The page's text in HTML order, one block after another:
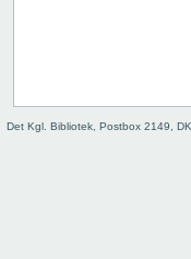
28
29
Det Kgl. Bibliotek, Postbox 2149,